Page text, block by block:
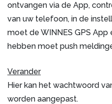
ontvangen via de App,
van uw telefoon, in de
moet de WINNES GPS
hebben moet push
Verander
Hier kan het wachtwoord
worden aangepast.